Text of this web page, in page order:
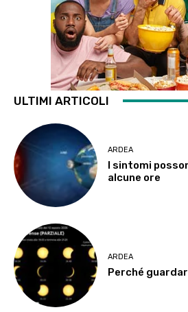
ULTIMI ARTICOLI
ARDEA
I sintomi
alcune ore
ARDEA
Perché